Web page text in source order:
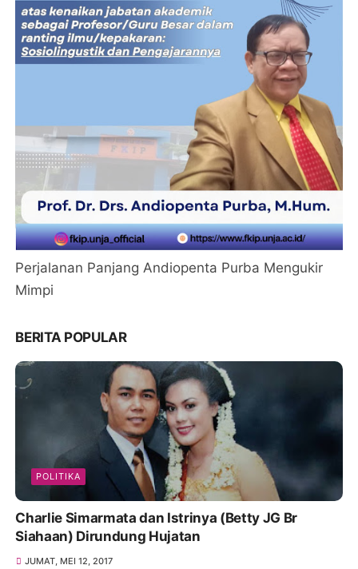
Perjalanan Panjang Andiopenta Purba Mengukir
Mimpi
BERITA POPULAR
POLITIKA
Charlie Simarmata dan Istrinya (Betty JG Br
Siahaan) Dirundung Hujatan
JUMAT, MEI 12, 2017